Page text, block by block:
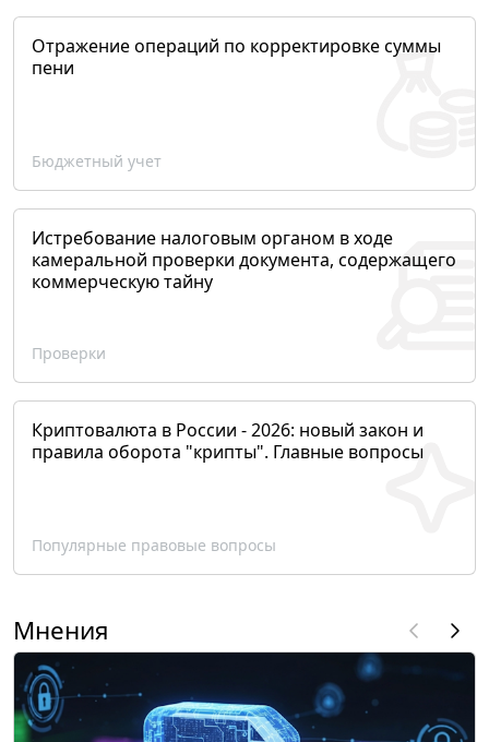
Отражение операций по корректировке суммы
пени
Бюджетный учет
Истребование налоговым органом в ходе
камеральной проверки документа, содержащего
коммерческую тайну
Проверки
Криптовалюта в России - 2026: новый закон и
правила оборота "крипты". Главные вопросы
Популярные правовые вопросы
Мнения